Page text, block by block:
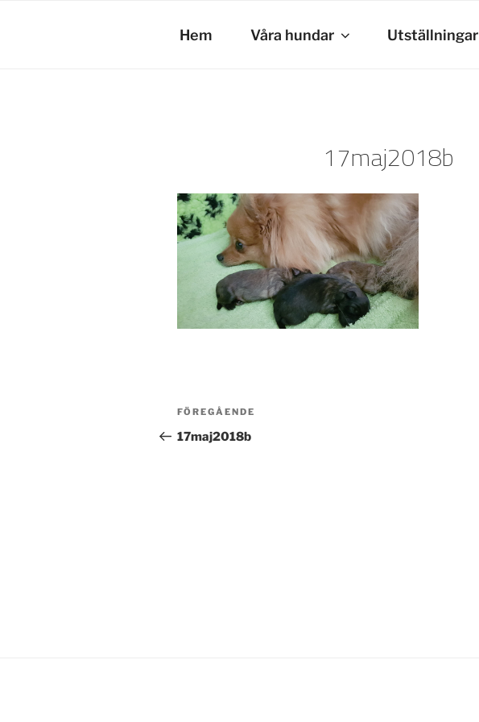
Hem Våra hundar Utställningar
17maj2018b
Inläggsnavigering
Föregående
inlägg
FÖREGÅENDE
17maj2018b